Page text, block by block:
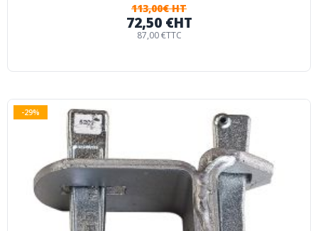
113,00€ HT
72,50 €HT
87,00 €TTC
-29%